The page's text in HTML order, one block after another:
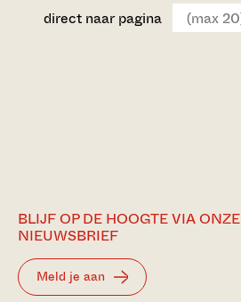
direct naar pagina
BLIJF OP DE HOOGTE VIA ONZE
NIEUWSBRIEF
Meld je aan